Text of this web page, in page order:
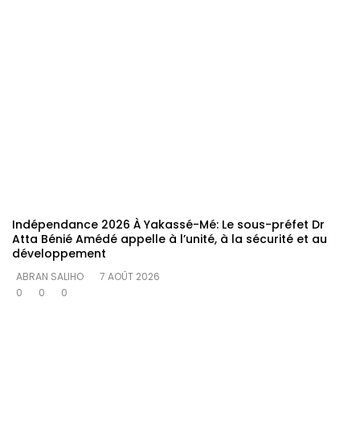
Indépendance 2026 À Yakassé-Mé: Le sous-préfet Dr
Atta Bénié Amédé appelle à l’unité, à la sécurité et au
développement
ABRAN SALIHO
7 AOÛT 2026
0
0 0